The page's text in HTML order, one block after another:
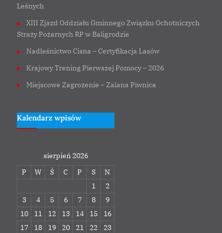
Leśnych
XIII Zjazd Oddziału Gminnego Związku Ochotniczych
Straży Pożarnych RP w Baligrodzie
Nadleśnictwo Cisna – Certyfikacja Lasów
Krajowy Trening Pierwszej Pomocy – 2026
Miejscowe Zagrożenie – Zalana Piwnica
Kalendarz wpisów
sierpień 2026
P
W Ś C P S
N
1
2
3
4 5 6 7 8
9
10
11 12 13 14 15
16
17
18 19 20 21 22
23